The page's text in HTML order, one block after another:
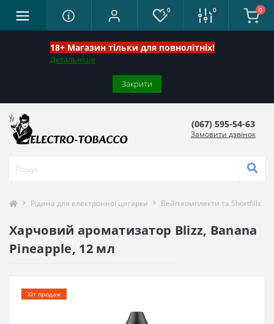
18+ Магазин тільки для повнолітніх!
Детальніше
Закрити
0 0 0
(067) 595-54-63
Замовити дзвінок
Рідина для електронної цигарки Вейп комплекти та Shortfills
Харчовий ароматизатор Blizz, Banana
Pineapple, 12 мл
Хіт продаж